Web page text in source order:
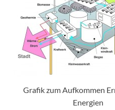
Grafik zum Aufkommen
Energien